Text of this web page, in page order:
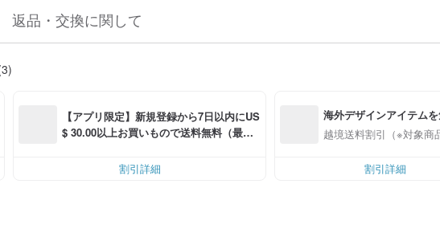
返品・交換に関して
【アプリ限定】新規登録から7日以内にUS
$ 30.00以上お買いもので送料無料（最大U
割引詳細
海外デザインアイテム
越境送料割引（※対象商
割引詳細